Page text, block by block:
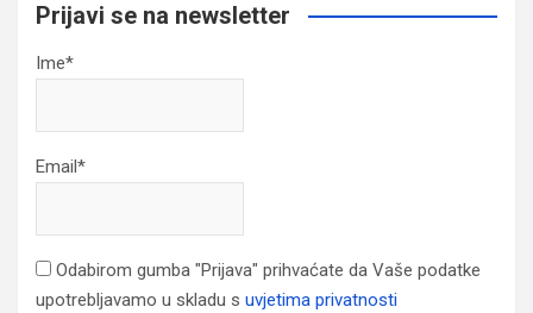
Prijavi se na newsletter
Ime*
Email*
Odabirom gumba "Prijava" prihvaćate da Vaše podatke
upotrebljavamo u skladu s uvjetima privatnosti